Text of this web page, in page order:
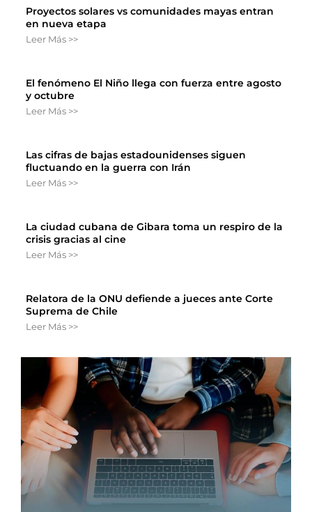
Proyectos solares vs comunidades mayas entran
en nueva etapa
Leer Más >>
El fenómeno El Niño llega con fuerza entre agosto
y octubre
Leer Más >>
Las cifras de bajas estadounidenses siguen
fluctuando en la guerra con Irán
Leer Más >>
La ciudad cubana de Gibara toma un respiro de la
crisis gracias al cine
Leer Más >>
Relatora de la ONU defiende a jueces ante Corte
Suprema de Chile
Leer Más >>